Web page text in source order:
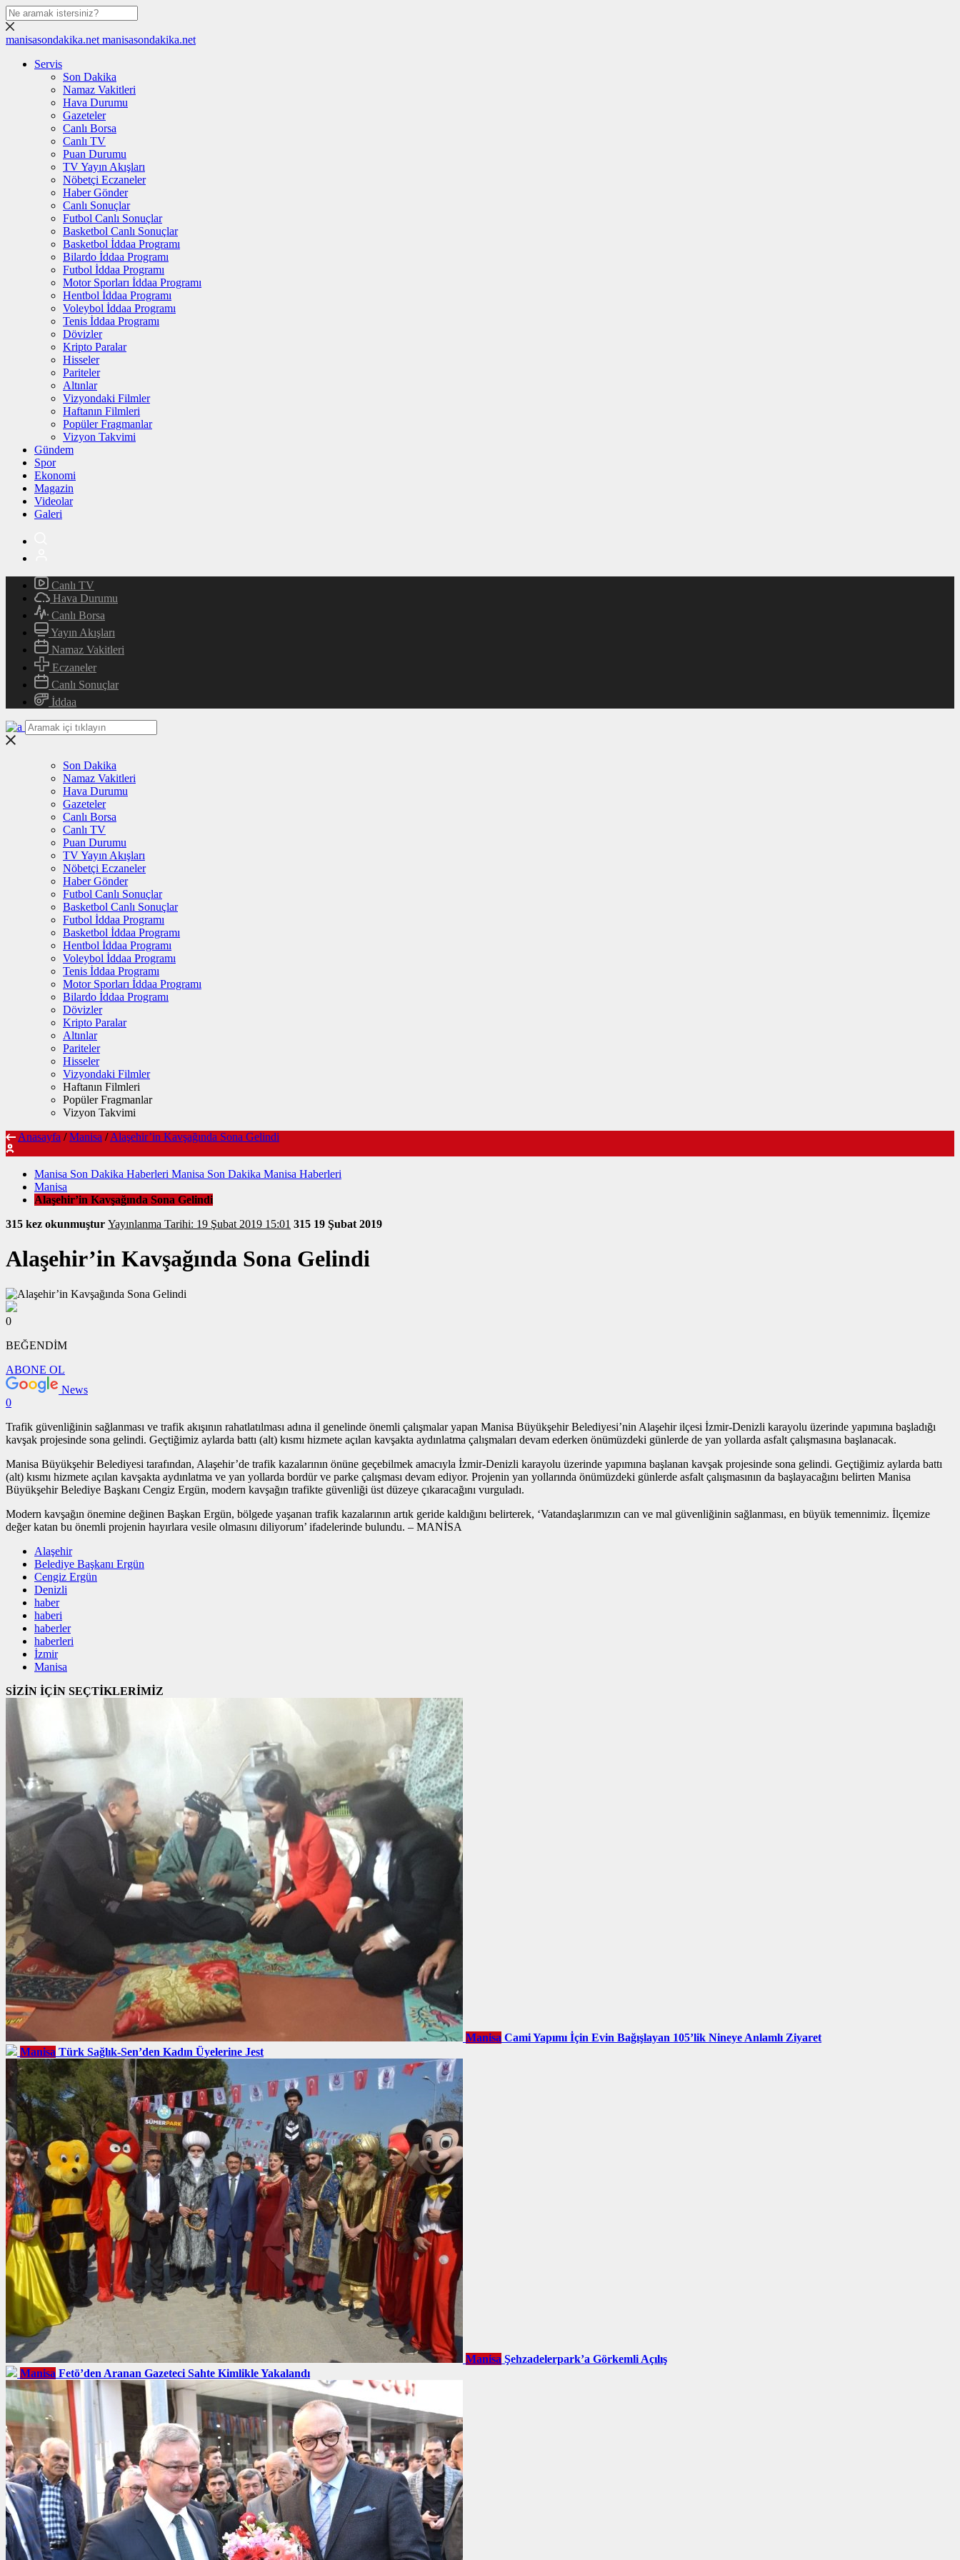
manisasondakika.net manisasondakika.net
Servis
Son Dakika
Namaz Vakitleri
Hava Durumu
Gazeteler
Canlı Borsa
Canlı TV
Puan Durumu
TV Yayın Akışları
Nöbetçi Eczaneler
Haber Gönder
Canlı Sonuçlar
Futbol Canlı Sonuçlar
Basketbol Canlı Sonuçlar
Basketbol İddaa Programı
Bilardo İddaa Programı
Futbol İddaa Programı
Motor Sporları İddaa Programı
Hentbol İddaa Programı
Voleybol İddaa Programı
Tenis İddaa Programı
Dövizler
Kripto Paralar
Hisseler
Pariteler
Altınlar
Vizyondaki Filmler
Haftanın Filmleri
Popüler Fragmanlar
Vizyon Takvimi
Gündem
Spor
Ekonomi
Magazin
Videolar
Galeri
Canlı TV
Hava Durumu
Canlı Borsa
Yayın Akışları
Namaz Vakitleri
Eczaneler
Canlı Sonuçlar
İddaa
Son Dakika
Namaz Vakitleri
Hava Durumu
Gazeteler
Canlı Borsa
Canlı TV
Puan Durumu
TV Yayın Akışları
Nöbetçi Eczaneler
Haber Gönder
Futbol Canlı Sonuçlar
Basketbol Canlı Sonuçlar
Futbol İddaa Programı
Basketbol İddaa Programı
Hentbol İddaa Programı
Voleybol İddaa Programı
Tenis İddaa Programı
Motor Sporları İddaa Programı
Bilardo İddaa Programı
Dövizler
Kripto Paralar
Altınlar
Pariteler
Hisseler
Vizyondaki Filmler
Haftanın Filmleri
Popüler Fragmanlar
Vizyon Takvimi
Anasayfa / Manisa / Alaşehir’in Kavşağında Sona Gelindi
Manisa Son Dakika Haberleri Manisa Son Dakika Manisa Haberleri
Manisa
Alaşehir’in Kavşağında Sona Gelindi
315 kez okunmuştur Yayınlanma Tarihi: 19 Şubat 2019 15:01 315 19 Şubat 2019
Alaşehir’in Kavşağında Sona Gelindi
0
BEĞENDİM
ABONE OL
News
0
Trafik güvenliğinin sağlanması ve trafik akışının rahatlatılması adına il genelinde önemli çalışmalar yapan Manisa Büyükşehir Belediyesi’nin Alaşehir ilçesi İzmir-Denizli karayolu üzerinde yapımına başladığı
kavşak projesinde sona gelindi. Geçtiğimiz aylarda battı (alt) kısmı hizmete açılan kavşakta aydınlatma çalışmaları devam ederken önümüzdeki günlerde de yan yollarda asfalt çalışmasına başlanacak.
Manisa Büyükşehir Belediyesi tarafından, Alaşehir’de trafik kazalarının önüne geçebilmek amacıyla İzmir-Denizli karayolu üzerinde yapımına başlanan kavşak projesinde sona gelindi. Geçtiğimiz aylarda battı
(alt) kısmı hizmete açılan kavşakta aydınlatma ve yan yollarda bordür ve parke çalışması devam ediyor. Projenin yan yollarında önümüzdeki günlerde asfalt çalışmasının da başlayacağını belirten Manisa
Büyükşehir Belediye Başkanı Cengiz Ergün, modern kavşağın trafikte güvenliği üst düzeye çıkaracağını vurguladı.
Modern kavşağın önemine değinen Başkan Ergün, bölgede yaşanan trafik kazalarının artık geride kaldığını belirterek, ‘Vatandaşlarımızın can ve mal güvenliğinin sağlanması, en büyük temennimiz. İlçemize
değer katan bu önemli projenin hayırlara vesile olmasını diliyorum’ ifadelerinde bulundu. – MANİSA
Alaşehir
Belediye Başkanı Ergün
Cengiz Ergün
Denizli
haber
haberi
haberler
haberleri
İzmir
Manisa
SİZİN İÇİN SEÇTİKLERİMİZ
Manisa Cami Yapımı İçin Evin Bağışlayan 105’lik Nineye Anlamlı Ziyaret
Manisa Türk Sağlık-Sen’den Kadın Üyelerine Jest
Manisa Şehzadelerpark’a Görkemli Açılış
Manisa Fetö’den Aranan Gazeteci Sahte Kimlikle Yakalandı